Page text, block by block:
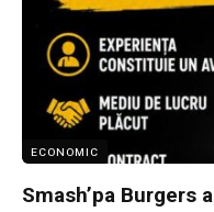
ECONOMIC
Smash’pa Burgers